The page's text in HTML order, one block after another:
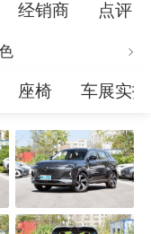
经销商 点评
座椅 车展实拍